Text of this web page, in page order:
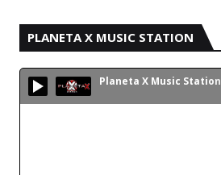
PLANETA X MUSIC STATION
Planeta X Music Station